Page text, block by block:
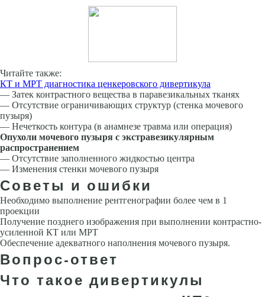
Читайте также:
КТ и МРТ диагностика ценкеровского дивертикула
— Затек контрастного вещества в паравезикальных тканях
— Отсутствие ограничивающих структур (стенка мочевого
пузыря)
— Нечеткость контура (в анамнезе травма или операция)
Опухоли мочевого пузыря с экстравезикулярным
распространением
— Отсутствие заполненного жидкостью центра
— Изменения стенки мочевого пузыря
Советы и ошибки
Необходимо выполнение рентгенографии более чем в 1
проекции
Получение позднего изображения при выполнении контрастно-
усиленной КТ или МРТ
Обеспечение адекватного наполнения мочевого пузыря.
Вопрос-ответ
Что такое дивертикулы